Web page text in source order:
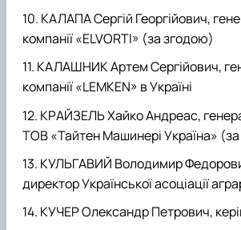
КАЛАПА Сергій Георгійович,
компанії «ELVORTI» (за згодою)
КАЛАШНИК Артем Сергійович,
компанії «LEMKEN» в Україні
КРАЙЗЕЛЬ Хайко Андреас,
ТОВ «Тайтен Машинері Україна»
КУЛЬГАВИЙ Володимир
директор Української асоціації
КУЧЕР Олександр Петрович,